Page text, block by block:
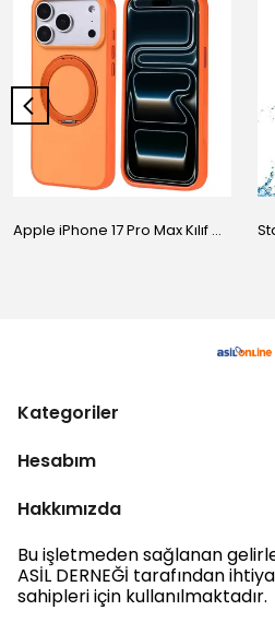
Apple iPhone 17 Pro Max Kılıf M-Safe Şarj Özellikli Standlı Zore Proton Silikon Kapak
Kategoriler
Hesabım
Hakkımızda
Bu işletmeden sağlanan
ASİL DERNEĞİ tarafından
sahipleri için kullanılmaktadır.